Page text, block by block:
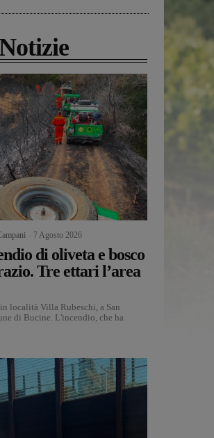
7 Agosto 2026
di oliveta e bosco
Tre ettari l’area
località Villa Rubeschi, a San
di Bucine. L'incendio, che ha